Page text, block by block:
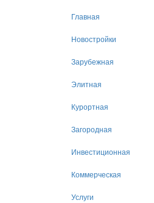
Главная
Новостройки
Зарубежная
Элитная
Курортная
Загородная
Инвестиционная
Коммерческая
Услуги